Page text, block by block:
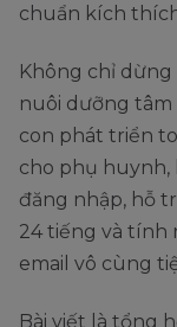
chuẩn kích
Không chỉ
nuôi dưỡng tâm
con phát triển
cho phụ huynh,
đăng nhập, hỗ
24 tiếng và tính
email vô cùng
Bài viết là tổng